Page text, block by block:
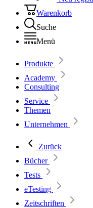
Warenkorb
Suche
Menü
Produkte
Academy
Consulting
Service
Themen
Unternehmen
Zurück
Bücher
Tests
eTesting
Zeitschriften